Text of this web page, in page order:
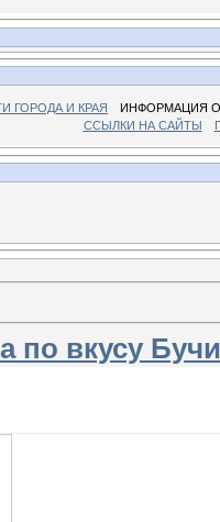
ГОРОДА И КРАЯ
ИНФОРМАЦИЯ
ССЫЛКИ НА САЙТЫ
по вкусу